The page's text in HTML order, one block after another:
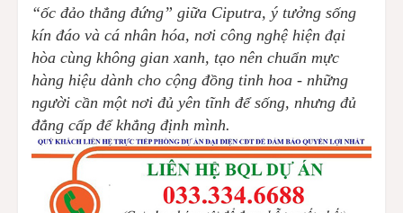
“ốc đảo thẳng đứng” giữa Ciputra, ý tưởng sống
kín đáo và cá nhân hóa, nơi công nghệ hiện đại
hòa cùng không gian xanh, tạo nên chuẩn mực
hàng hiệu dành cho cộng đồng tinh hoa - những
người cần một nơi đủ yên tĩnh để sống, nhưng đủ
đẳng cấp để khẳng định mình.